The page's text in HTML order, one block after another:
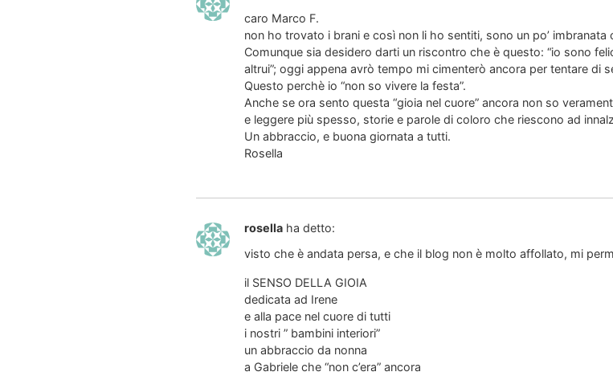
caro Marco F.
non ho trovato i brani e così non li ho sentiti, sono un po’ imbranata
Comunque sia desidero darti un riscontro che è questo: “io sono
altrui”; oggi appena avrò tempo mi cimenterò ancora per tentare di
Questo perchè io “non so vivere la festa”.
Anche se ora sento questa “gioia nel cuore” ancora non so
e leggere più spesso, storie e parole di coloro che riescono ad
Un abbraccio, e buona giornata a tutti.
Rosella
rosella ha detto:
visto che è andata persa, e che il blog non è molto affollato, mi
il SENSO DELLA GIOIA
dedicata ad Irene
e alla pace nel cuore di tutti
i nostri ” bambini interiori”
un abbraccio da nonna
a Gabriele che “non c’era” ancora